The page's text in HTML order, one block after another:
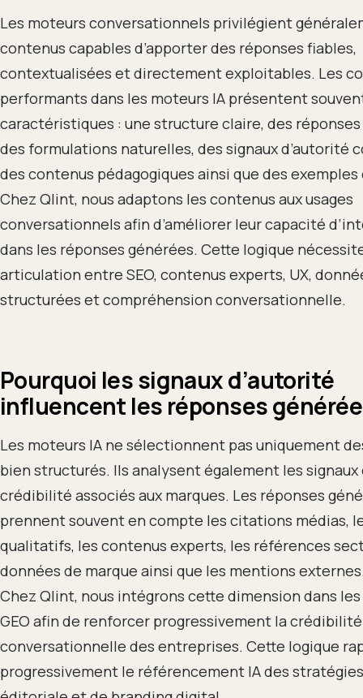
Les moteurs conversationnels privilégient
contenus capables d’apporter des réponses fiables,
contextualisées et directement exploitables. Les
performants dans les moteurs IA présentent
caractéristiques : une structure claire, des
des formulations naturelles, des signaux d’autorité
des contenus pédagogiques ainsi que des
Chez Qlint, nous adaptons les contenus aux usages
conversationnels afin d’améliorer leur capacité
dans les réponses générées. Cette logique
articulation entre SEO, contenus experts, UX,
structurées et compréhension conversationnelle.
Pourquoi les signaux d’autorité
influencent les réponses
Les moteurs IA ne sélectionnent pas uniquement
bien structurés. Ils analysent également les signaux
crédibilité associés aux marques. Les réponses
prennent souvent en compte les citations médias,
qualitatifs, les contenus experts, les références
données de marque ainsi que les mentions
Chez Qlint, nous intégrons cette dimension dans
GEO afin de renforcer progressivement la crédibilité
conversationnelle des entreprises. Cette logique
progressivement le référencement IA des